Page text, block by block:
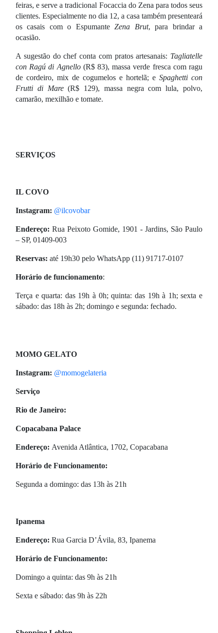
feiras, e serve a tradicional Focaccia do Zena para todos seus
clientes. Especialmente no dia 12, a casa também presenteará
os casais com o EspumanteZena Brut, para brindar a
ocasião.
A sugestão do chef conta com pratos artesanais: Tagliatelle
con Ragú di Agnello (R$ 83),massa verde fresca com ragu
de cordeiro, mix de cogumelos e hortelã; e Spaghetti con
Frutti di Mare(R$ 129), massa negra com lula, polvo,
camarão, mexilhão e tomate.
SERVIÇOS
IL COVO
Instagram: @ilcovobar
Endereço: Rua Peixoto Gomide, 1901 - Jardins, São Paulo
– SP, 01409-003
Reservas: até 19h30 pelo WhatsApp (11) 91717-0107
Horário de funcionamento:
Terça e quarta: das 19h à 0h; quinta: das 19h à 1h; sexta e
sábado: das 18h às 2h; domingo e segunda: fechado.
MOMO GELATO
Instagram: @momogelateria
Serviço
Rio de Janeiro:
Copacabana Palace
Endereço: Avenida Atlântica, 1702, Copacabana
Horário de Funcionamento:
Segunda a domingo: das 13h às 21h
Ipanema
Endereço: Rua Garcia D’Ávila, 83, Ipanema
Horário de Funcionamento:
Domingo a quinta: das 9h às 21h
Sexta e sábado: das 9h às 22h